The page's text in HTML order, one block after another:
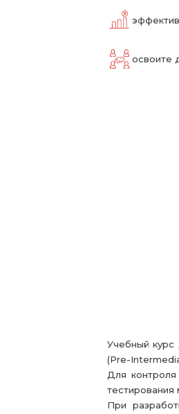
освоите
Учебный курс
(Pre-
Для
тестирования
При